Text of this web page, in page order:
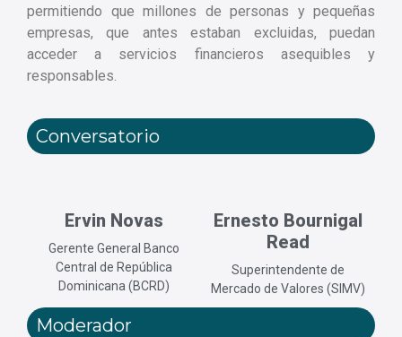
permitiendo que millones de personas y pequeñas
empresas, que antes estaban excluidas, puedan
acceder a servicios financieros asequibles y
responsables.
Conversatorio
Ervin Novas
Gerente General Banco
Central de República
Dominicana (BCRD)
Ernesto Bournigal
Read
Superintendente de
Mercado de Valores (SIMV)
Moderador